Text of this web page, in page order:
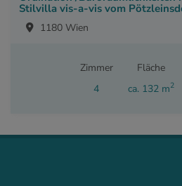
Stilvilla vis-a-vis vom
1180 Wien
Zimmer
4
Fläche
ca. 132 m2